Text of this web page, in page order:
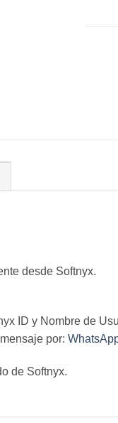
desde Softnyx.
ID y Nombre de
por:
de Softnyx.